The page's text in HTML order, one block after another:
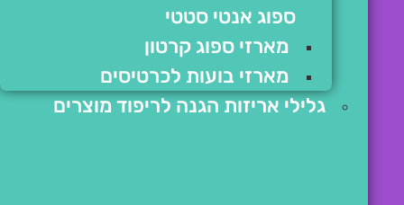
ספוג אנטי סטטי
מארזי ספוג קרטון
מארזי בועות לכרטיסים
גלילי אריזות הגנה לריפוד מוצרים